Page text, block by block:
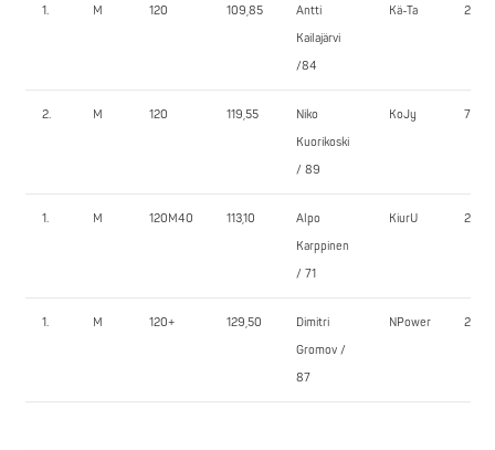
1. M 120 109,85
Antti
Kailajärvi
/84
Kä-Ta 235,0
2. M 120 119,55
Niko
Kuorikoski
/ 89
KoJy 75,0
1. M 120M40 113,10
Alpo
Karppinen
/ 71
KiurU 232,5
1. M 120+ 129,50
Dimitri
Gromov /
87
NPower 255,0